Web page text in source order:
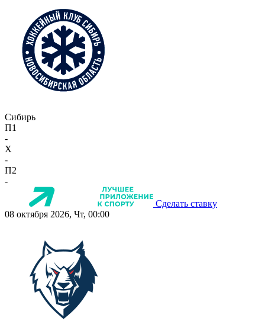
Сибирь
П1
-
X
-
П2
-
Сделать ставку
08 октября 2026, Чт, 00:00